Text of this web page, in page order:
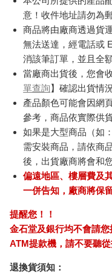
意！收件地址請勿為
商品將由廠商透過貨
無法送達，經電話或
消該筆訂單，並且全
當廠商出貨後，您會
單查詢】確認出貨情況
產品顏色可能會因網
參考，商品依實際供
如果是大型商品（如
需安裝商品，請依商
後，出貨廠商將會和
偏遠地區、樓層費及
一併告知，廠商將保
提醒您！！
金石堂及銀行均不會請
ATM提款機，請不要聽
退換貨須知：